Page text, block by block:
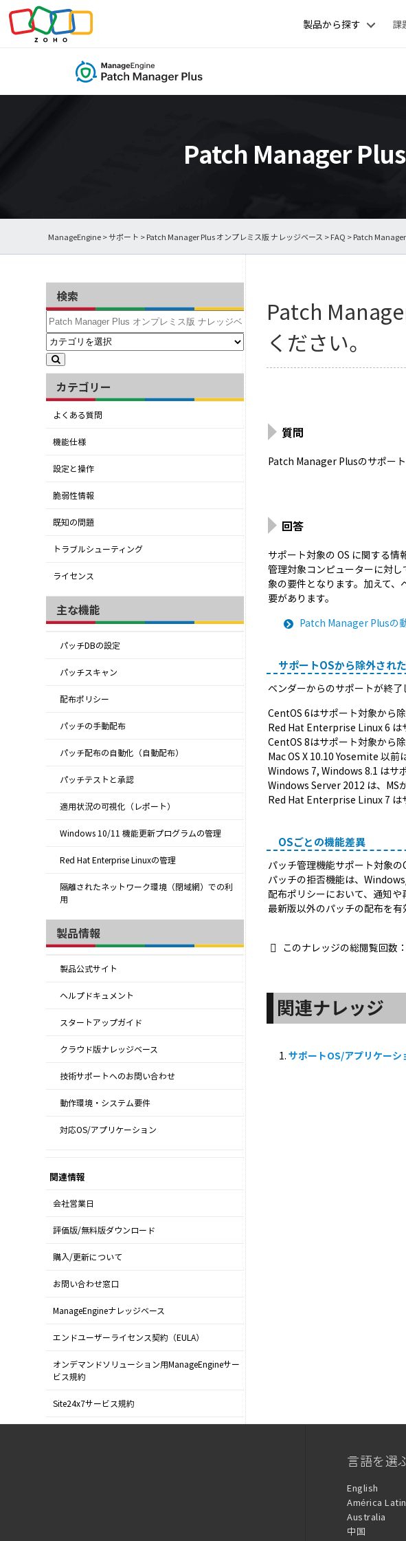
製品から探す 課
Patch Manager
ManageEngine>サポート >Patch Manager Plus オンプレミス版 ナレッジベース >FAQ > Patch
検索
カテゴリー
よくある質問
機能仕様
設定と操作
脆弱性情報
既知の問題
トラブルシューティング
ライセンス
主な機能
パッチDBの設定
パッチスキャン
配布ポリシー
パッチの手動配布
パッチ配布の自動化（自動配布）
パッチテストと承認
適用状況の可視化（レポート）
Windows 10/11 機能更新プログラムの管理
Red Hat Enterprise Linuxの管理
隔離されたネットワーク環境（閉域網）での利
用
製品情報
製品公式サイト
ヘルプドキュメント
スタートアップガイド
クラウド版ナレッジベース
技術サポートへのお問い合わせ
動作環境・システム要件
対応OS/アプリケーション
関連情報
会社営業日
評価版/無料版ダウンロード
購入/更新について
お問い合わせ窓口
ManageEngineナレッジベース
エンドユーザーライセンス契約（EULA）
オンデマンドソリューション用ManageEngineサー
ビス規約
Site24x7サービス規約
Patch
ください。
質問
Patch Manager Plusのサポート
回答
サポート対象の OS に関する情
管理対象コンピューターに対
象の要件となります。加えて
要があります。
Patch Manager Plusの
サポートOSから除外され
ベンダーからのサポートが終
CentOS 6はサポート対象から
Red Hat Enterprise Linux 6 は
CentOS 8はサポート対象から
Mac OS X 10.10 Yosemite 以
Windows 7, Windows 8.1 はサ
Windows Server 2012 は、MS
Red Hat Enterprise Linux 7 は
OSごとの機能差異
パッチ管理機能サポート対象
パッチの拒否機能は、
配布ポリシーにおいて、通知
最新版以外のパッチの配布を
このナレッジの総閲覧回数：
関連ナレッジ
サポートOS/アプリケーシ
言語を選
English
América
Australia
中国